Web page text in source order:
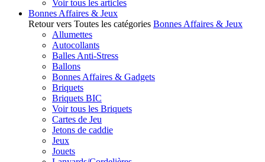
Voir tous les articles
Bonnes Affaires & Jeux
Retour vers Toutes les catégories Bonnes Affaires & Jeux
Allumettes
Autocollants
Balles Anti-Stress
Ballons
Bonnes Affaires & Gadgets
Briquets
Briquets BIC
Voir tous les Briquets
Cartes de Jeu
Jetons de caddie
Jeux
Jouets